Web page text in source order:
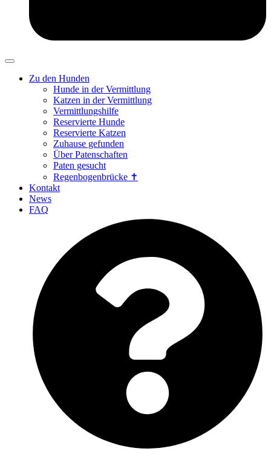
Zu den Hunden
Hunde in der Vermittlung
Katzen in der Vermittlung
Vermittlungshilfe
Reservierte Hunde
Reservierte Katzen
Zuhause gefunden
Über Patenschaften
Paten gesucht
Regenbogenbrücke ✝
Kontakt
News
FAQ